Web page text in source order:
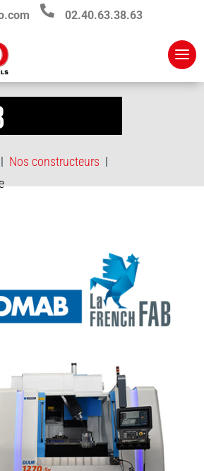
 02.40.63.38.63
+33 (0)2 40 63 38 63
| Nos constructeurs |